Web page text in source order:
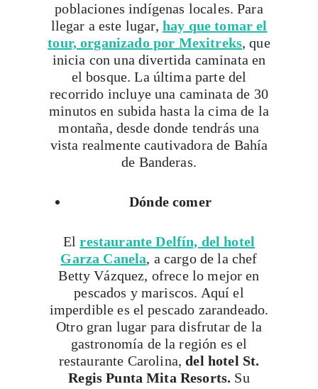
poblaciones indígenas locales. Para
llegar a este lugar, hay que tomar el
tour, organizado por Mexitreks, que
inicia con una divertida caminata en
el bosque. La última parte del
recorrido incluye una caminata de 30
minutos en subida hasta la cima de la
montaña, desde donde tendrás una
vista realmente cautivadora de Bahía
de Banderas.
Dónde comer
Elrestaurante Delfín, del hotel
Garza Canela, a cargo de la chef
Betty Vázquez, ofrece lo mejor en
pescados y mariscos. Aquí el
imperdible es el pescado zarandeado.
Otro gran lugar para disfrutar de la
gastronomía de la región es el
restaurante Carolina, del hotel St.
Regis Punta Mita Resorts. Su